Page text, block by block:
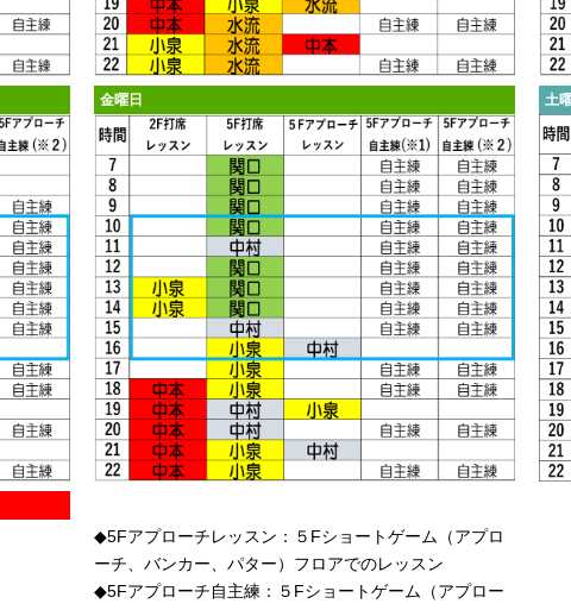
金曜日 土
◆5Fアプローチレッスン：５Fショートゲーム（アプロ
ーチ、バンカー、パター）フロアでのレッスン
◆5Fアプローチ自主練：５Fショートゲーム（アプロー